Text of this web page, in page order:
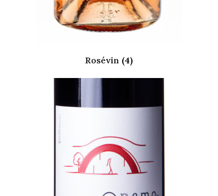
Rosévin (4)